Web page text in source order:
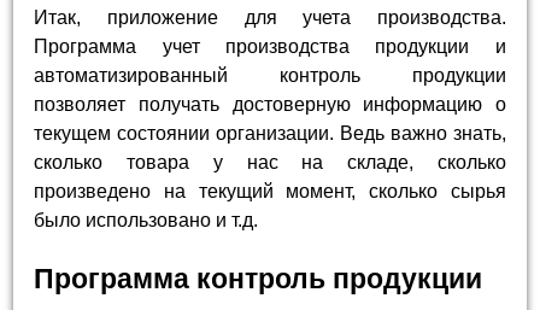
Итак, приложение для учета производства.
Программа учет производства продукции и
автоматизированный контроль продукции
позволяет получать достоверную информацию о
текущем состоянии организации. Ведь важно знать,
сколько товара у нас на складе, сколько
произведено на текущий момент, сколько сырья
было использовано и т.д.
Программа контроль продукции